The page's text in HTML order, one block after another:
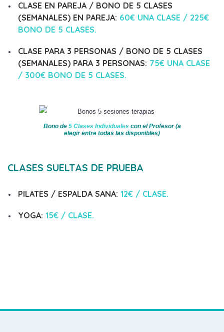
CLASE EN PAREJA / BONO DE 5 CLASES
(SEMANALES) EN PAREJA: 60€ UNA CLASE / 225€
BONO DE 5 CLASES.
CLASE PARA 3 PERSONAS / BONO DE 5 CLASES
(SEMANALES) PARA 3 PERSONAS: 75€ UNA CLASE
/ 300€ BONO DE 5 CLASES.
Bono de 5 Clases Individuales con el Profesor (a
elegir entre todas las disponibles)
CLASES SUELTAS DE PRUEBA
PILATES / ESPALDA SANA: 12€ / CLASE.
YOGA: 15€ / CLASE.